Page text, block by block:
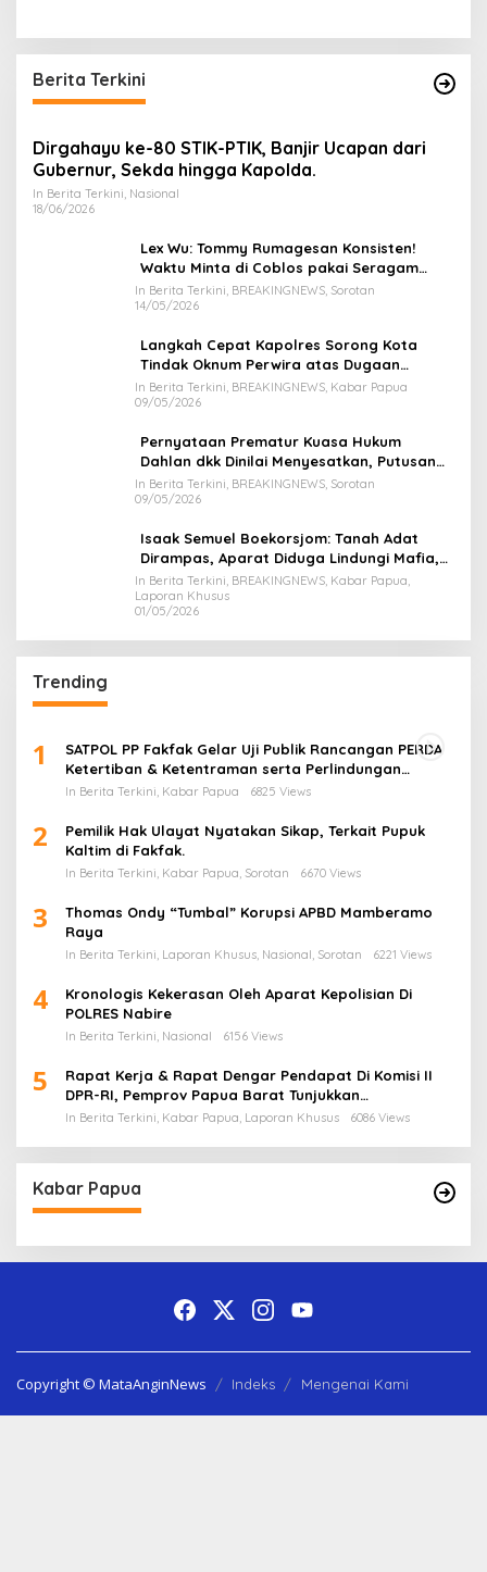
Berita Terkini
Dirgahayu ke-80 STIK-PTIK, Banjir Ucapan dari
Gubernur, Sekda hingga Kapolda.
In Berita Terkini, Nasional
18/06/2026
Lex Wu: Tommy Rumagesan Konsisten!
Waktu Minta di Coblos pakai Seragam
Kuning, Waktu MenCoblos Juga pakai Kaos
Kuning.
In Berita Terkini, BREAKINGNEWS, Sorotan
14/05/2026
Langkah Cepat Kapolres Sorong Kota
Tindak Oknum Perwira atas Dugaan
Kekerasan Brutal Terhadap Anak
In Berita Terkini, BREAKINGNEWS, Kabar Papua
09/05/2026
Pernyataan Prematur Kuasa Hukum
Dahlan dkk Dinilai Menyesatkan, Putusan
PK Isaak Boekorsjom Belum Dipublikasikan
In Berita Terkini, BREAKINGNEWS, Sorotan
09/05/2026
Isaak Semuel Boekorsjom: Tanah Adat
Dirampas, Aparat Diduga Lindungi Mafia,
Kasus Kini Jadi Prioritas ATR/BPN
In Berita Terkini, BREAKINGNEWS, Kabar Papua,
Laporan Khusus
01/05/2026
Trending
1
SATPOL PP Fakfak Gelar Uji Publik Rancangan PERDA
Ketertiban & Ketentraman serta Perlindungan
Masyarakat
In Berita Terkini, Kabar Papua 6825 Views
2
Pemilik Hak Ulayat Nyatakan Sikap, Terkait Pupuk
Kaltim di Fakfak.
In Berita Terkini, Kabar Papua, Sorotan 6670 Views
3
Thomas Ondy “Tumbal” Korupsi APBD Mamberamo
Raya
In Berita Terkini, Laporan Khusus, Nasional, Sorotan 6221 Views
4
Kronologis Kekerasan Oleh Aparat Kepolisian Di
POLRES Nabire
In Berita Terkini, Nasional 6156 Views
5
Rapat Kerja & Rapat Dengar Pendapat Di Komisi II
DPR-RI, Pemprov Papua Barat Tunjukkan
Keberpihakan Terhadap Aspirasi Masyarakat!
In Berita Terkini, Kabar Papua, Laporan Khusus 6086 Views
Kabar Papua
Copyright © MataAnginNews Indeks Mengenai Kami